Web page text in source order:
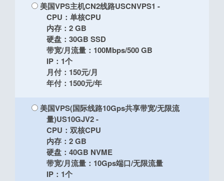
美国VPS主机CN2线路USCNVPS1 -
CPU：单核CPU
内存：2 GB
硬盘：30GB SSD
带宽/月流量：100Mbps/500 GB
IP：1个
月付：150元/月
年付：1500元/年
美国VPS(国际线路10Gps共享带宽/无限流
量)US10GJV2-
CPU：双核CPU
内存：2 GB
硬盘：40GB NVME
带宽/月流量：10Gps端口/无限流量
IP：1个